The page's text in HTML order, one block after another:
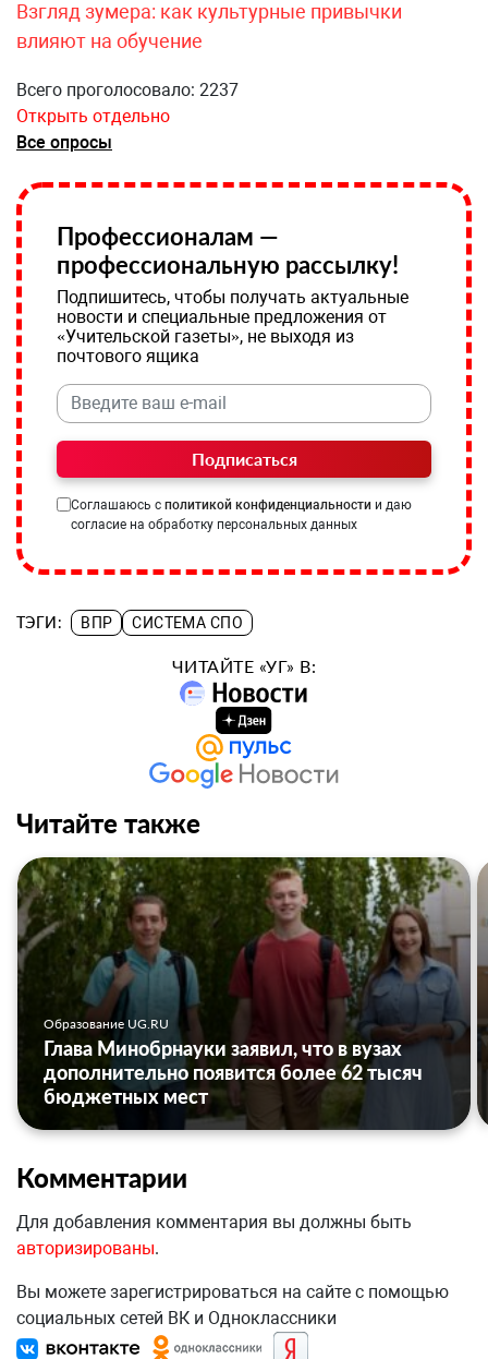
Взгляд зумера: как культурные привычки
влияют на обучение
Всего проголосовало: 2237
Открыть отдельно
Все опросы
Профессионалам —
профессиональную рассылку!
Подпишитесь, чтобы получать актуальные
новости и специальные предложения от
«Учительской газеты», не выходя из
почтового ящика
Подписаться
Соглашаюсь с политикой конфиденциальности и даю
согласие на обработку персональных данных
ТЭГИ: ВПР СИСТЕМА СПО
ЧИТАЙТЕ «УГ» В:
Читайте также
Образование UG.RU
Глава Минобрнауки заявил, что в вузах
дополнительно появится более 62 тысяч
бюджетных мест
Комментарии
Для добавления комментария вы должны быть
авторизированы.
Вы можете зарегистрироваться на сайте с помощью
социальных сетей ВК и Одноклассники